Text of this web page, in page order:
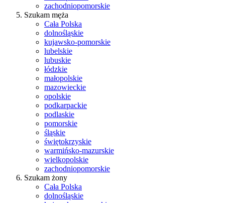
zachodniopomorskie
Szukam męża
Cała Polska
dolnośląskie
kujawsko-pomorskie
lubelskie
lubuskie
łódzkie
małopolskie
mazowieckie
opolskie
podkarpackie
podlaskie
pomorskie
śląskie
świętokrzyskie
warmińsko-mazurskie
wielkopolskie
zachodniopomorskie
Szukam żony
Cała Polska
dolnośląskie